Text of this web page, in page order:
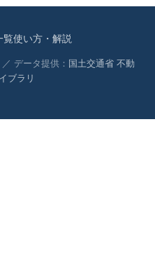
覧使い方・解説
データ提供： 国土交通省 不動
ブラリ